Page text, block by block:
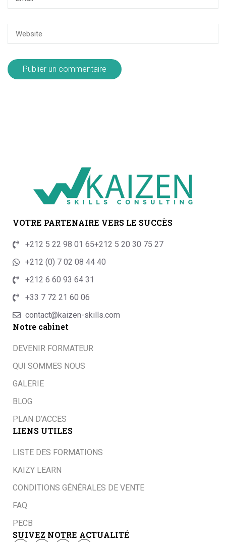
VOTRE PARTENAIRE VERS LE SUCCÈS
+212 5 22 98 01 65+212 5 20 30 75 27
+212 (0) 7 02 08 44 40
+212 6 60 93 64 31
+33 7 72 21 60 06
contact@kaizen-skills.com
Notre cabinet
DEVENIR FORMATEUR
QUI SOMMES NOUS
GALERIE
BLOG
PLAN D’ACCES
LIENS UTILES
LISTE DES FORMATIONS
KAIZY LEARN
CONDITIONS GÉNÉRALES DE VENTE
FAQ
PECB
SUIVEZ NOTRE ACTUALITÉ